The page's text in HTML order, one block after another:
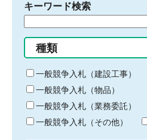
キーワード検索
る
キ
ー
ワ
ー
ド
種類
一般競争入札（建設工事）
一般競争入札（物品）
一般競争入札（業務委託）
一般競争入札（その他）